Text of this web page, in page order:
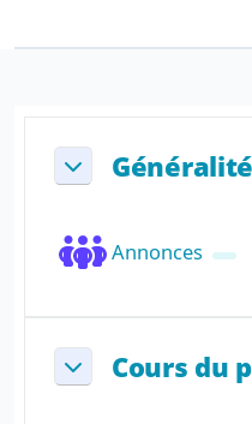
Panneau latéral
Replier
Annonces
ReplierCours du